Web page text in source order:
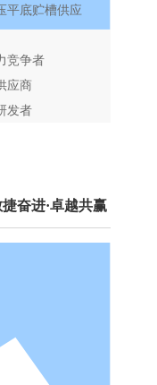
平底贮槽供应
竞争者
应商
发者
奋进·卓越共赢